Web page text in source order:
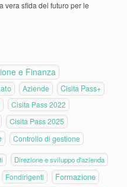
vera sfida del futuro per le
e Finanza
Aziende
Cisita Pass+
Cisita Pass 2022
Cisita Pass 2025
Controllo di gestione
Direzione e sviluppo d'azienda
Fondirigenti Formazione